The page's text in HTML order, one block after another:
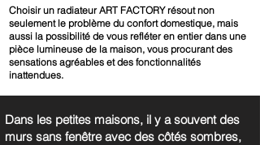
Choisir un radiateur ART FACTORY résout non
seulement le problème du confort domestique, mais
aussi la possibilité de vous refléter en entier dans une
pièce lumineuse de la maison, vous procurant des
sensations agréables et des fonctionnalités
inattendues.
Dans les petites maisons, il y a souvent des
murs sans fenêtre avec des côtés sombres,